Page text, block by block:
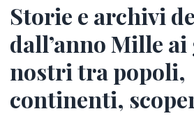
Storie e archivi
dall’anno Mille
nostri tra popoli,
continenti,